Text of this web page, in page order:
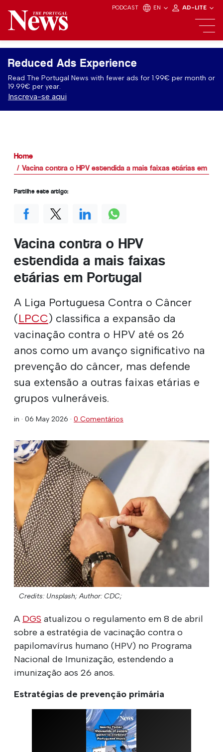
PODCAST EN AD-LITE
Reduced Ads Experience
Read The Portugal News with fewer ads for 1.99€ per month or
19.99€ per year.
Inscreva-se aqui
Home
Vacina contra o HPV estendida a mais faixas etárias em
Vacina contra o HPV
estendida a mais faixas
etárias em Portugal
A Liga Portuguesa Contra o Câncer
(LPCC) classifica a expansão da
vacinação contra o HPV até os 26
anos como um avanço significativo na
prevenção do câncer, mas defende
sua extensão a outras faixas etárias e
grupos vulneráveis.
in · 06 May 2026 · 0 Comentários
Credits: Unsplash; Author: CDC;
A DGS atualizou o regulamento em 8 de abril
sobre a estratégia de vacinação contra o
papilomavírus humano (HPV) no Programa
Nacional de Imunização, estendendo a
imunização aos 26 anos.
Estratégias de prevenção primária
Partilhe este artigo: